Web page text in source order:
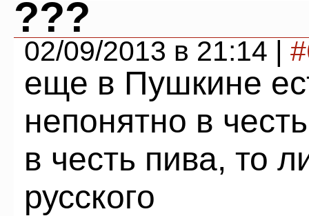
???
02/09/2013 в 21:14 |
еще в Пушкине
непонятно в
в честь пива, то
русского